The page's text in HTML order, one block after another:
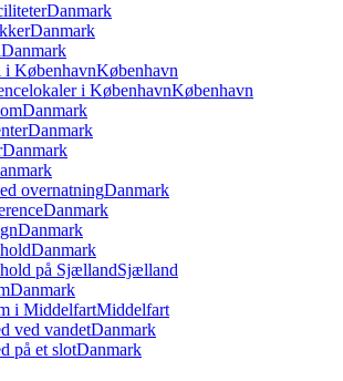
Danmark
Danmark
Danmark
i KøbenhavnKøbenhavn
i KøbenhavnKøbenhavn
Danmark
Danmark
Danmark
overnatningDanmark
Danmark
Danmark
Danmark
på SjællandSjælland
Danmark
i MiddelfartMiddelfart
ved vandetDanmark
på et slotDanmark